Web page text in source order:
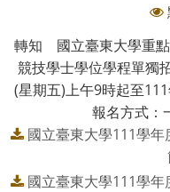
轉知 國立臺東大學重
競技學士學位學程單獨
(星期五)上午9時起至
報名方式：
國立臺東大學111學
國立臺東大學111學